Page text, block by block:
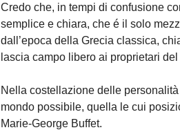
Credo che, in tempi di confusione
semplice e chiara, che é il solo
dall’epoca della Grecia classica,
lascia campo libero ai proprietari del
Nella costellazione delle
mondo possibile, quella le cui
Marie-George Buffet.